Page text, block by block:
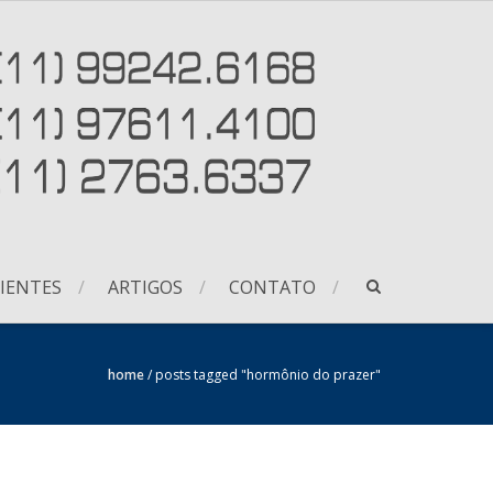
ARTIGOS CONTATO
home/posts tagged "hormônio do prazer"